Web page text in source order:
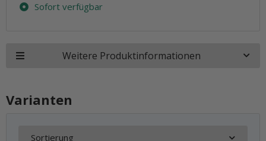
Sofort verfügbar
Weitere Produktinformationen
Varianten
Sortierung